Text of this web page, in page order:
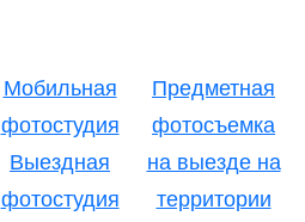
Мобильная
фотостудия
Выездная
фотостудия
Предметная
фотосъемка
на выезде на
территории